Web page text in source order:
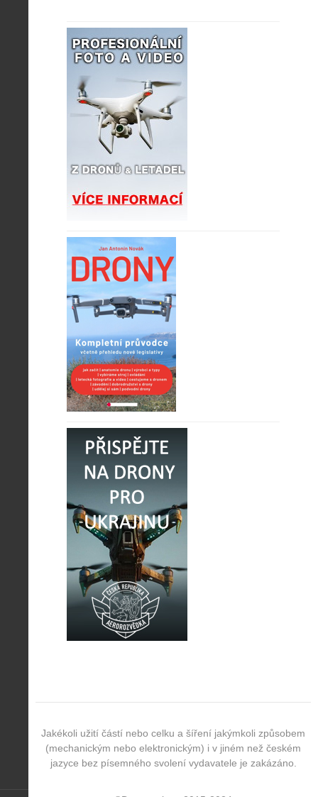
Jakékoli užití částí nebo celku a šíření jakýmkoli způsobem
(mechanickým nebo elektronickým) i v jiném než českém
jazyce bez písemného svolení vydavatele je zakázáno.